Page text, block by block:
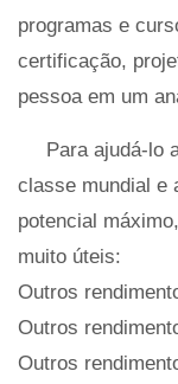
programas e
certificação,
pessoa em um
Para ajudá-lo
classe mundial e
potencial
muito úteis:
Outros
Outros
Outros